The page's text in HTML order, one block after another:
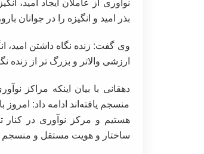
بذر امید و انگیزه را در جوانان
وی گفت: زنده نگاه داشتن امید،
ارزشی والاتر و بزرگ تر از زنده
دهقانی با بیان اینکه مراکز
منسجم یافته‌اند ادامه داد:
هستیم و مرکز نوآوری در
ساختار و هویت مستقل و منسجم